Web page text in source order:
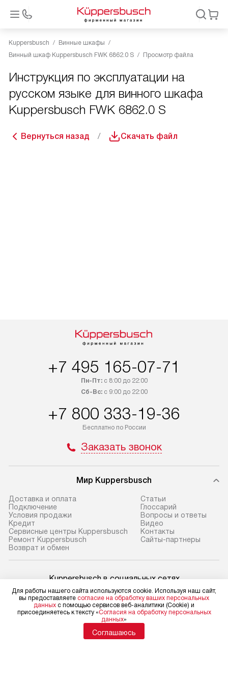
Kuppersbusch
Винные шкафы
Винный шкаф Kuppersbusch FWK 6862.0 S
Просмотр файла
Инструкция по эксплуатации на
русском языке для винного шкафа
Kuppersbusch FWK 6862.0 S
Вернуться назад Скачать файл
+7 495 165-07-71
Пн-Пт:с 8:00 до 22:00
Сб-Вс:с 9:00 до 22:00
+7 800 333-19-36
Бесплатно по России
Заказать звонок
Мир Kuppersbusch
Доставка и оплата
Подключение
Условия продажи
Кредит
Сервисные центры Kuppersbusch
Ремонт Kuppersbusch
Возврат и обмен
Cтатьи
Глоссарий
Вопросы и ответы
Видео
Контакты
Сайты-партнеры
Kuppersbusch в социальных сетях
Для физических лиц
shop@kuppersbusch-centre.ru
Для юридических лиц
Для работы нашего сайта используются cookie. Используя наш сайт,
вы предоставляете согласие на обработку ваших персональных
данных с помощью сервисов веб-аналитики (Cookie) и
присоединяетесь к тексту «Согласия на обработку персональных
данных»
Соглашаюсь